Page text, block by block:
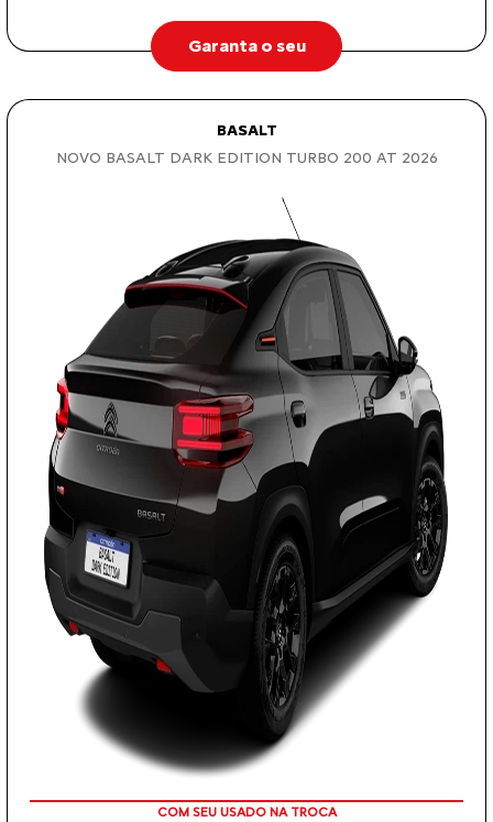
Garanta o seu
BASALT
NOVO BASALT DARK EDITION TURBO 200 AT 2026
TAXA ZERO